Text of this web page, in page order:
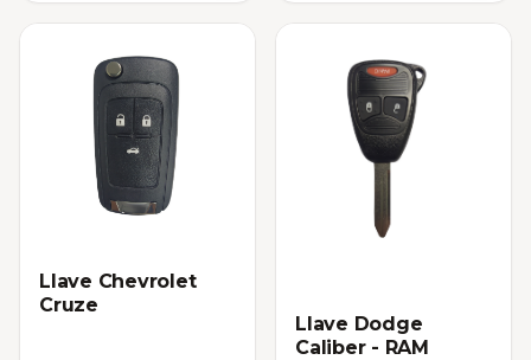
Llave Chevrolet
Cruze
Llave Dodge
Caliber - RAM